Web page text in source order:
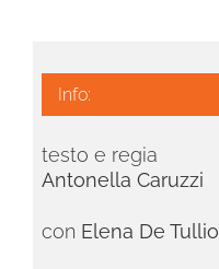
Info:
testo e regia
Antonella Caruzzi
con Elena De Tullio